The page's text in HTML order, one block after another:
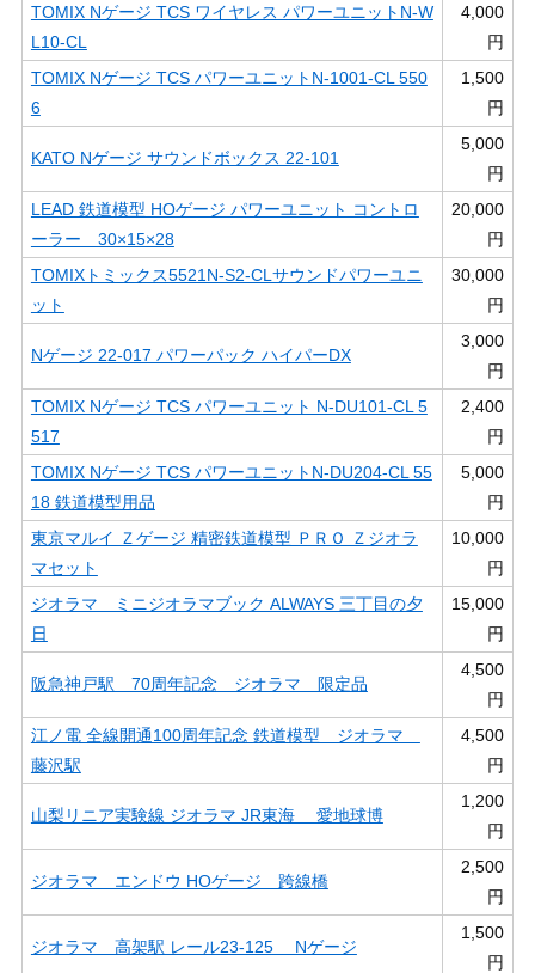
TOMIX Nゲージ TCS ワイヤレス パワーユニットN-W
L10-CL
4,000
円
TOMIX Nゲージ TCS パワーユニットN-1001-CL 550
6
1,500
円
KATO Nゲージ サウンドボックス 22-101
5,000
円
LEAD 鉄道模型 HOゲージ パワーユニット コントロ
ーラー 30×15×28
20,000
円
TOMIXトミックス5521N-S2-CLサウンドパワーユニ
ット
30,000
円
Nゲージ 22-017 パワーパック ハイパーDX
3,000
円
TOMIX Nゲージ TCS パワーユニット N-DU101-CL 5
517
2,400
円
TOMIX Nゲージ TCS パワーユニットN-DU204-CL 55
18 鉄道模型用品
5,000
円
東京マルイ Ｚゲージ 精密鉄道模型 ＰＲＯ Ｚジオラ
マセット
10,000
円
ジオラマ ミニジオラマブック ALWAYS 三丁目の夕
日
15,000
円
阪急神戸駅 70周年記念 ジオラマ 限定品
4,500
円
江ノ電 全線開通100周年記念 鉄道模型 ジオラマ
藤沢駅
4,500
円
山梨リニア実験線 ジオラマ JR東海 愛地球博
1,200
円
ジオラマ エンドウ HOゲージ 跨線橋
2,500
円
ジオラマ 高架駅 レール23-125 Nゲージ
1,500
円